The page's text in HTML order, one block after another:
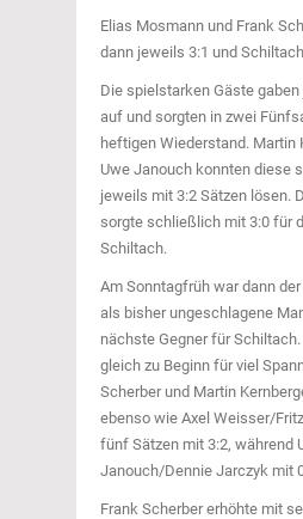
Elias Mosmann und Frank
dann jeweils 3:1 und
Die spielstarken Gäste
auf und sorgten in zwei
heftigen Wiederstand. Martin
Uwe Janouch konnten diese
jeweils mit 3:2 Sätzen lösen.
sorgte schließlich mit 3:0 für
Schiltach.
Am Sonntagfrüh war dann
als bisher ungeschlagene
nächste Gegner für
gleich zu Beginn für viel
Scherber und Martin
ebenso wie Axel Weisser/
fünf Sätzen mit 3:2, während
Janouch/Dennie Jarczyk mit
Frank Scherber erhöhte mit